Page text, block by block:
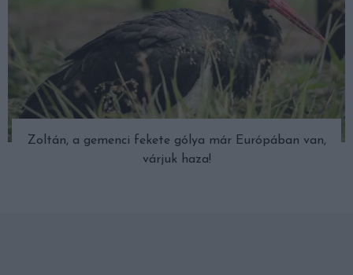
Zoltán, a gemenci fekete gólya már Európában van,
várjuk haza!